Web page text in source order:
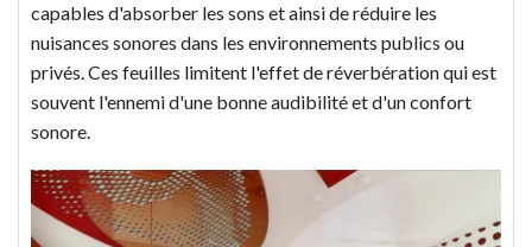
capables d'absorber les sons et ainsi de réduire les
nuisances sonores dans les environnements publics ou
privés. Ces feuilles limitent l'effet de réverbération qui est
souvent l'ennemi d'une bonne audibilité et d'un confort
sonore.